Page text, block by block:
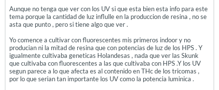
Aunque no tenga que ver con los UV si que esta bien esta info para este
tema porque la cantidad de luz influlle en la produccion de resina , no se
asta que punto , pero si tiene algo que ver .
Yo comence a cultivar con fluorescentes mis primeros indoor y no
producian ni la mitad de resina que con potencias de luz de los HPS . Y
igualmente cultivaba geneticas Holandesas , nada que ver las Skunk
que cultivaba con fluorescentes a las que cultivaba con HPS .Y los UV
segun parece a lo que afecta es al contenido en THc de los tricomas ,
por lo que serian tan importante los UV como la potencia luminica .